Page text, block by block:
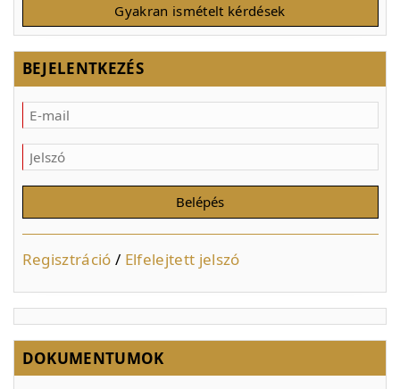
Gyakran ismételt kérdések
BEJELENTKEZÉS
Regisztráció / Elfelejtett jelszó
DOKUMENTUMOK